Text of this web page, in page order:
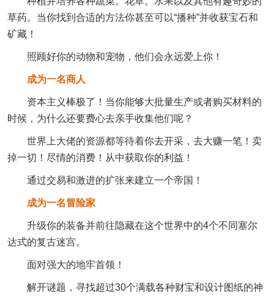
草药。当你找到合适的方法你甚至可以“播种”并收获宝石和
矿藏！
照顾好你的动物和宠物，他们会永远爱上你！
成为一名商人
资本主义棒极了！当你能够大批量生产或者购买材料的
时候，为什么还要费心去亲手收集他们呢？
世界上大佬的资源都等待着你去开采，去大赚一笔！卖
掉一切！尽情的消费！从中获取你的利益！
通过交易和激进的扩张来建立一个帝国！
成为一名冒险家
升级你的装备并前往隐藏在这个世界中的4个不同塞尔
达式的复古迷宫。
面对强大的地牢首领！
解开谜题，寻找超过30个满载各种财宝和设计图纸的神